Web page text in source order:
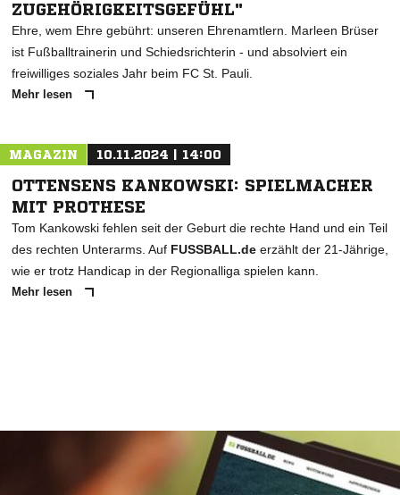
ZUGEHÖRIGKEITSGEFÜHL"
Ehre, wem Ehre gebührt: unseren Ehrenamtlern. Marleen Brüser
ist Fußballtrainerin und Schiedsrichterin - und absolviert ein
freiwilliges soziales Jahr beim FC St. Pauli.
Mehr lesen
MAGAZIN 10.11.2024 | 14:00
OTTENSENS KANKOWSKI: SPIELMACHER
MIT PROTHESE
Tom Kankowski fehlen seit der Geburt die rechte Hand und ein Teil
des rechten Unterarms. Auf FUSSBALL.de erzählt der 21-Jährige,
wie er trotz Handicap in der Regionalliga spielen kann.
Mehr lesen